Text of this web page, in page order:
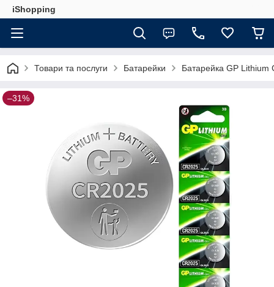
iShopping
Товари та послуги Батарейки Батарейка GP Lithium
–31%